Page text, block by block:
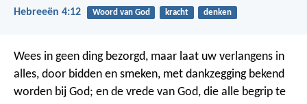
Hebreeën 4:12 Woord van God kracht denken
Wees in geen ding bezorgd, maar laat uw verlangens in
alles, door bidden en smeken, met dankzegging bekend
worden bij God; en de vrede van God, die alle begrip te